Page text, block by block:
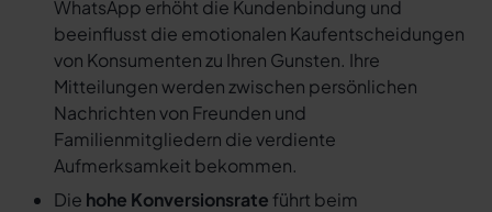
WhatsApp erhöht die Kundenbindung und
beeinflusst die emotionalen Kaufentscheidungen
von Konsumenten zu Ihren Gunsten. Ihre
Mitteilungen werden zwischen persönlichen
Nachrichten von Freunden und
Familienmitgliedern die verdiente
Aufmerksamkeit bekommen.
Die hohe Konversionsrate führt beim